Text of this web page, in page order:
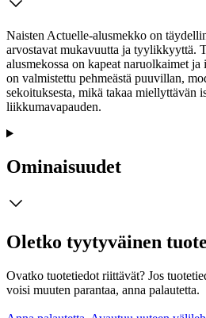
Naisten Actuelle-alusmekko on
arvostavat mukavuutta ja tyylikkyyttä.
alusmekossa on kapeat naruolkaimet
on valmistettu pehmeästä puuvillan,
sekoituksesta, mikä takaa miellyttävän
liikkumavapauden.
Ominaisuudet
Oletko tyytyväinen
Ovatko tuotetiedot riittävät? Jos
voisi muuten parantaa, anna palautetta.